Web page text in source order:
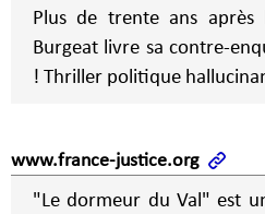
Plus de trente ans après
Burgeat livre sa contre-
! Thriller politique
www.france-justice.org
"Le dormeur du Val" est